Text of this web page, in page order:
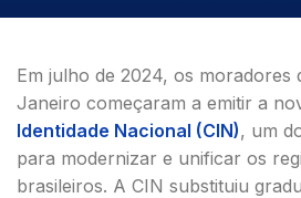
Em julho de 2024, os moradores
Janeiro começaram a emitir a
Identidade Nacional (CIN), um
para modernizar e unificar os
brasileiros. A CIN substituiu